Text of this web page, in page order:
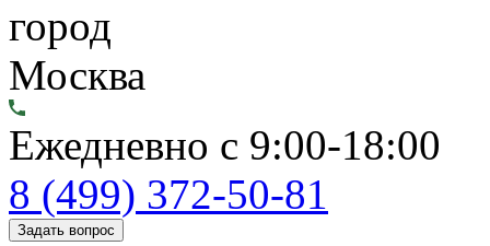
город
Москва
Ежедневно с 9:00-18:00
8 (499) 372-50-81
Задать вопрос